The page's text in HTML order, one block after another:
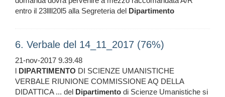
entro il 23llll20l5 alla Segreteria del Dipartimento
6. Verbale del 14_11_2017 (76%)
21-nov-2017 9.39.48
l DIPARTIMENTO DI SCIENZE UMANISTICHE
VERBALE RIUNIONE COMMISSIONE AQ DELLA
DIDATTICA ... del Dipartimento di Scienze Umanistiche si